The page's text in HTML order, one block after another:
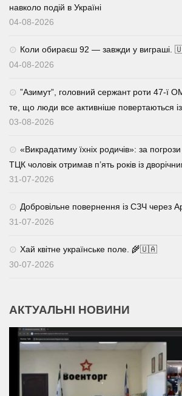
навколо подій в Україні
04-08-2026
Коли обираєш 92 — завжди у виграші.
04-08-2026
⁨”Азимут”, головний сержант роти 47-ї
те, що люди все активніше повертаються
03-08-2026
«Викрадатиму їхніх родичів»: за погрози
ТЦК чоловік отримав п’ять років із
31-07-2026
Добровільне повернення із СЗЧ через
31-07-2026
Хай квітне українське поле. 🌾🇺🇦
30-07-2026
АКТУАЛЬНІ НОВИНИ